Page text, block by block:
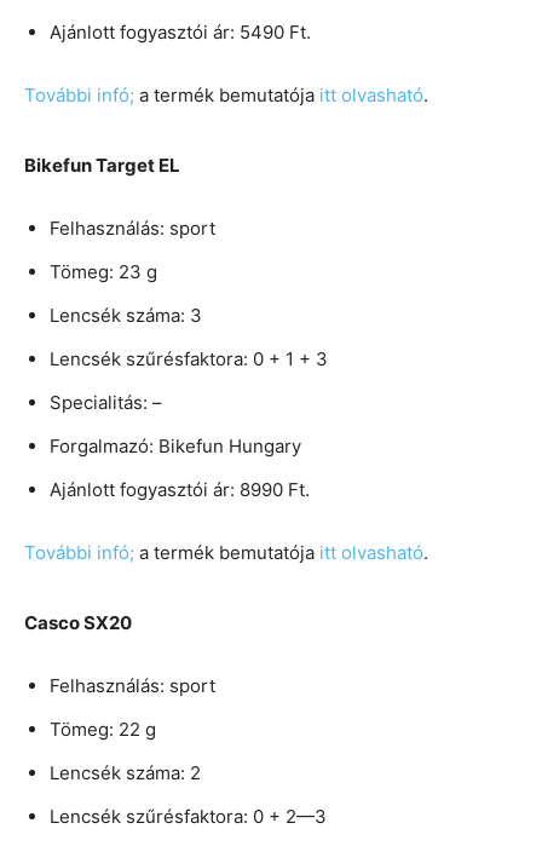
Ajánlott fogyasztói ár: 5490 Ft.
További infó; a termék bemutatója itt olvasható.
Bikefun Target EL
Felhasználás: sport
Tömeg: 23 g
Lencsék száma: 3
Lencsék szűrésfaktora: 0 + 1 + 3
Specialitás: –
Forgalmazó: Bikefun Hungary
Ajánlott fogyasztói ár: 8990 Ft.
További infó; a termék bemutatója itt olvasható.
Casco SX20
Felhasználás: sport
Tömeg: 22 g
Lencsék száma: 2
Lencsék szűrésfaktora: 0 + 2—3